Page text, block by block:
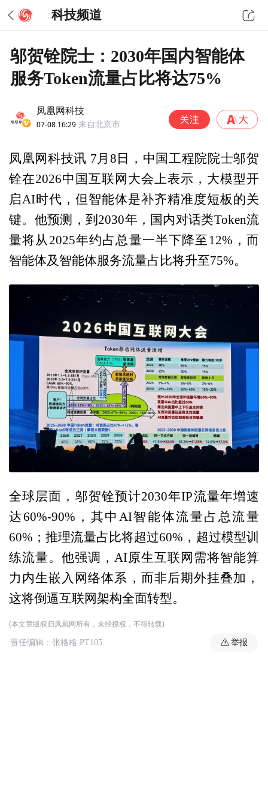
科技频道
邬贺铨院士：2030年国内智能体
服务Token流量占比将达75%
凤凰网科技
07-08 16:29 来自北京市
凤凰网科技讯 7月8日，中国工程院院士邬贺
铨在2026中国互联网大会上表示，大模型开
启AI时代，但智能体是补齐精准度短板的关
键。他预测，到2030年，国内对话类Token流
量将从2025年约占总量一半下降至12%，而
智能体及智能体服务流量占比将升至75%。
全球层面，邬贺铨预计2030年IP流量年增速
达60%-90%，其中AI智能体流量占总流量
60%；推理流量占比将超过60%，超过模型训
练流量。他强调，AI原生互联网需将智能算
力内生嵌入网络体系，而非后期外挂叠加，
这将倒逼互联网架构全面转型。
(本文章版权归凤凰网所有，未经授权，不得转载)
责任编辑：张格格 PT105 举报